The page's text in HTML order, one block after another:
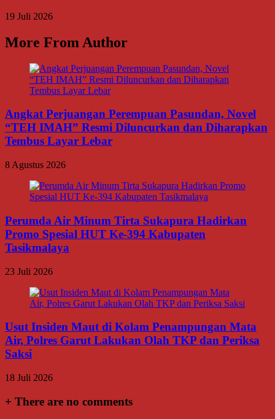
19 Juli 2026
More From Author
Angkat Perjuangan Perempuan Pasundan, Novel
“TEH IMAH” Resmi Diluncurkan dan Diharapkan
Tembus Layar Lebar
8 Agustus 2026
Perumda Air Minum Tirta Sukapura Hadirkan
Promo Spesial HUT Ke-394 Kabupaten
Tasikmalaya
23 Juli 2026
Usut Insiden Maut di Kolam Penampungan Mata
Air, Polres Garut Lakukan Olah TKP dan Periksa
Saksi
18 Juli 2026
+ There are no comments